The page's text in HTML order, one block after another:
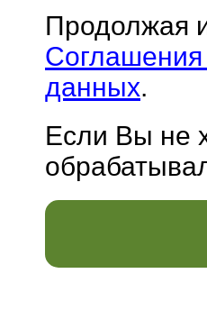
Продолжая
Соглашения
данных.
Если Вы не